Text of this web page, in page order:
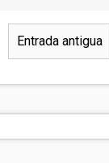
Entrada antigua